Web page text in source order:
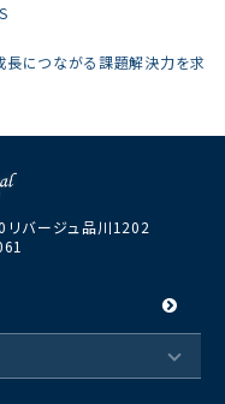
につながる課題解決力を求
バージュ品川1202